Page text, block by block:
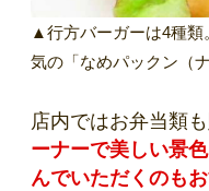
▲行方バーガーは4種類
気の「なめパックン（ナ
店内ではお弁当類
ーナーで美しい景
んでいただくのも